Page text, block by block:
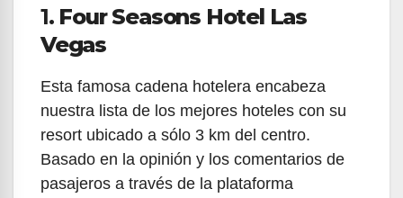
1. Four Seasons Hotel Las
Vegas
Esta famosa cadena hotelera encabeza
nuestra lista de los mejores hoteles con su
resort ubicado a sólo 3 km del centro.
Basado en la opinión y los comentarios de
pasajeros a través de la plataforma